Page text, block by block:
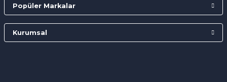
Popüler Markalar
Kurumsal